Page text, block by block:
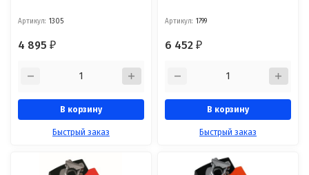
Артикул: 1305
4 895₽
В корзину
Быстрый заказ
Артикул: 1799
6 452₽
В корзину
Быстрый заказ